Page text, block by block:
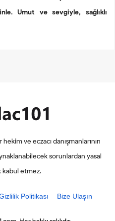
Umut ve sevgiyle, sağlıklı
ve eczacı danışmanlarının
sorunlardan yasal
kabul etmez.
Politikası Bize Ulaşın